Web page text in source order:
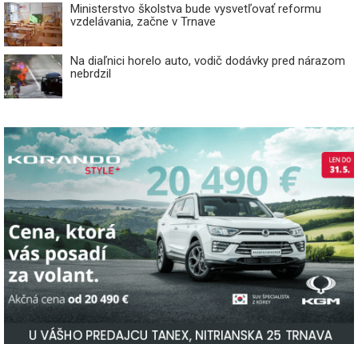
Ministerstvo školstva bude vysvetľovať reformu
vzdelávania, začne v Trnave
Na diaľnici horelo auto, vodič dodávky pred nárazom
nebrdzil